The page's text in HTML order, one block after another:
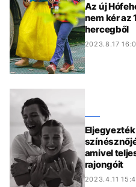
Az új
nem kér az
hercegből
2023.8.17
amivel
rajongóit
2023.4.11